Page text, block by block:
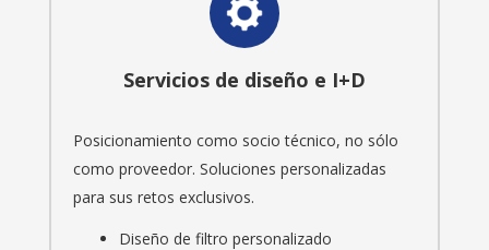
Servicios de diseño e I+D
Posicionamiento como socio técnico, no sólo
como proveedor. Soluciones personalizadas
para sus retos exclusivos.
Diseño de filtro personalizado